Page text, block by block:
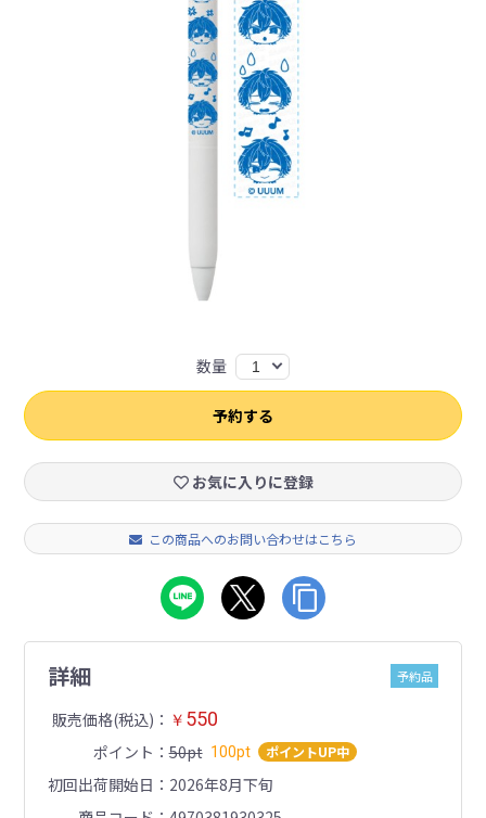
数量 1
予約する
お気に入りに登録
この商品へのお問い合わせはこちら
詳細 予約品
販売価格(税込) ￥ 550
ポイント 50pt 100pt ポイントUP中
初回出荷開始日
2026年8月下旬